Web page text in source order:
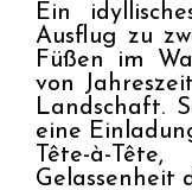
Ein
Ausflug zu
Füßen im
von
Landschaft.
eine
Tête-à-
Gelassenheit